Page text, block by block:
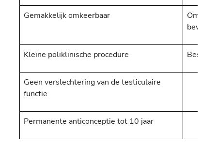
Gemakkelijk omkeerbaar
Kleine poliklinische procedure
Geen verslechtering van de testiculaire
functie
Permanente anticonceptie tot 10 jaar